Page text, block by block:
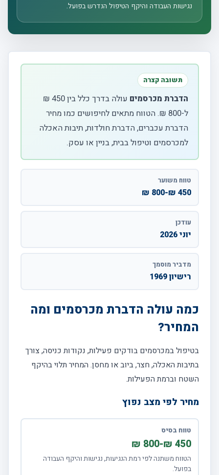
נגישות העבודה והיקף הטיפול הנדרש בפועל.
תשובה קצרה
הדברת מכרסמים
עולה בדרך כלל בין 450 ₪
ל-800 ₪. הטווח מתאים לחיפושים כמו מחיר
הדברת עכברים, הדברת חולדות, תיבות האכלה
למכרסמים וטיפול בבית, בניין או עסק.
טווח משוער
450 ₪-800 ₪
עודכן
יוני 2026
מדביר מוסמך
רישיון 1969
כמה עולה הדברת מכרסמים ומה
המחיר?
בטיפול במכרסמים בודקים פעילות, נקודות כניסה, צורך
בתיבות האכלה, חצר, ביוב או מחסן. המחיר תלוי בהיקף
השטח וברמת הפעילות.
מחיר לפי מצב נפוץ
טווח בסיס
450 ₪-800 ₪
הטווח משתנה לפי רמת הנגיעות, נגישות והיקף העבודה
בפועל.